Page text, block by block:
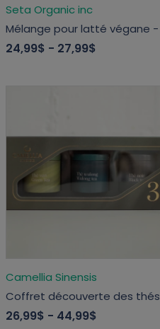
Seta Organic inc
Mélange pour latté végane -
24,99$ - 27,99$
Camellia Sinensis
Coffret découverte des thés
26,99$ - 44,99$